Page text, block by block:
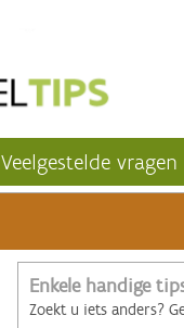
Veelgestelde vragen
Enkele handige
Zoekt u iets anders?